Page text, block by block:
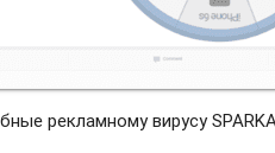
рекламному вирусу